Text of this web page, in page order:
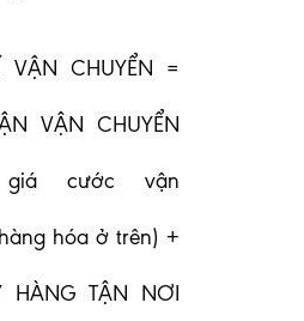
VẬN CHUYỂN =
VẬN CHUYỂN
giá cước vận
hóa ở trên) +
HÀNG TẬN NƠI